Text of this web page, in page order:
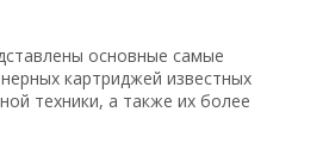
основные самые
картриджей известных
техники, а также их более